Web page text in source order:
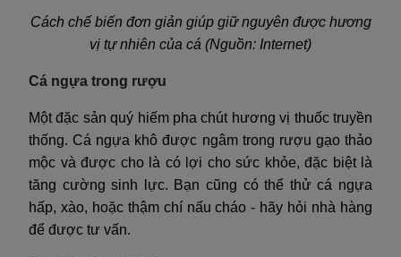
Cách chế biến đơn giản giúp giữ nguyên được hương
vị tự nhiên của cá (Nguồn: Internet)
Cá ngựa trong rượu
Một đặc sản quý hiếm pha chút hương vị thuốc truyền
thống. Cá ngựa khô được ngâm trong rượu gạo thảo
mộc và được cho là có lợi cho sức khỏe, đặc biệt là
tăng cường sinh lực. Bạn cũng có thể thử cá ngựa
hấp, xào, hoặc thậm chí nấu cháo - hãy hỏi nhà hàng
để được tư vấn.